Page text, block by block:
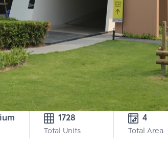
1728
Total Units Total Area